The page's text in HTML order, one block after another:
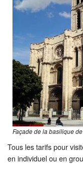
Restauration
Fouilles
Façade de la basilique
Tous les tarifs pour
en individuel ou en